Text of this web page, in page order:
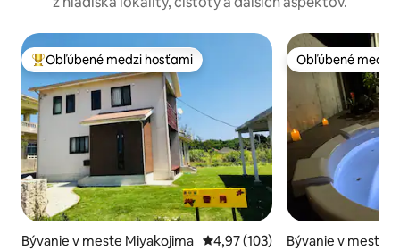
Najobľúbenejšie medzi hosťami
Obľúbené medzi hosťami
Bývanie v meste Miyakojima Priemerné ohodnotenie 4,97 z
4,97 (103)
Obľúbené medzi
Obľúbené medzi
Bývanie v meste